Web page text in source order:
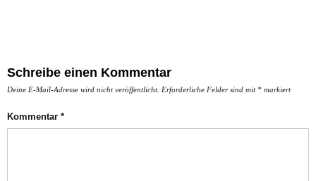
Schreibe einen Kommentar
Deine E-Mail-Adresse wird nicht veröffentlicht. Erforderliche Felder sind mit * markiert
Kommentar *